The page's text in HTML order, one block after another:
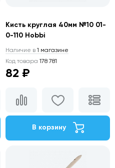
Кисть круглая 40мм №10 01-
0-110 Hobbi
Наличие в 1 магазине
Код товара 178 781
82 ₽
В корзину